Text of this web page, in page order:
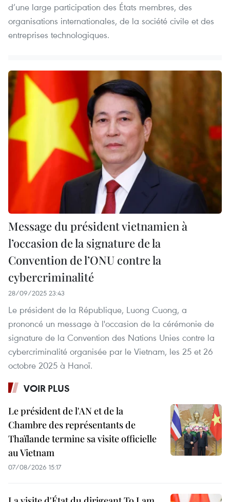
d’une large participation des États membres, des
organisations internationales, de la société civile et des
entreprises technologiques.
Message du président vietnamien à
l’occasion de la signature de la
Convention de l’ONU contre la
cybercriminalité
28/09/2025 23:43
Le président de la République, Luong Cuong, a
prononcé un message à l'occasion de la cérémonie de
signature de la Convention des Nations Unies contre la
cybercriminalité organisée par le Vietnam, les 25 et 26
octobre 2025 à Hanoï.
VOIR PLUS
Le président de l'AN et de la
Chambre des représentants de
Thaïlande termine sa visite officielle
au Vietnam
07/08/2026 15:17